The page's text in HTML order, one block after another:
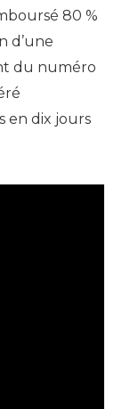
80 %
d’une
du numéro
en dix jours